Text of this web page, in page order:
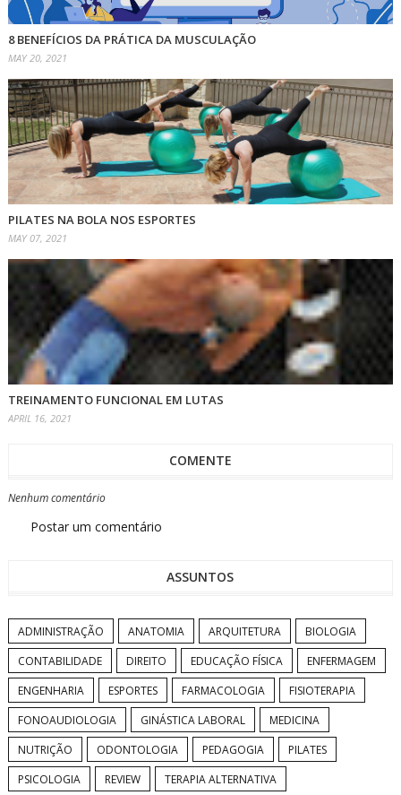
8 BENEFÍCIOS DA PRÁTICA DA MUSCULAÇÃO
MAY 20, 2021
PILATES NA BOLA NOS ESPORTES
MAY 07, 2021
TREINAMENTO FUNCIONAL EM LUTAS
APRIL 16, 2021
COMENTE
Nenhum comentário
Postar um comentário
ASSUNTOS
ADMINISTRAÇÃO ANATOMIA ARQUITETURA
BIOLOGIA
CONTABILIDADE
DIREITO EDUCAÇÃO FÍSICA
ENFERMAGEM
ENGENHARIA
ESPORTES FARMACOLOGIA
FISIOTERAPIA
FONOAUDIOLOGIA
GINÁSTICA LABORAL
MEDICINA
NUTRIÇÃO
ODONTOLOGIA PEDAGOGIA
PILATES
PSICOLOGIA
REVIEW
TERAPIA ALTERNATIVA